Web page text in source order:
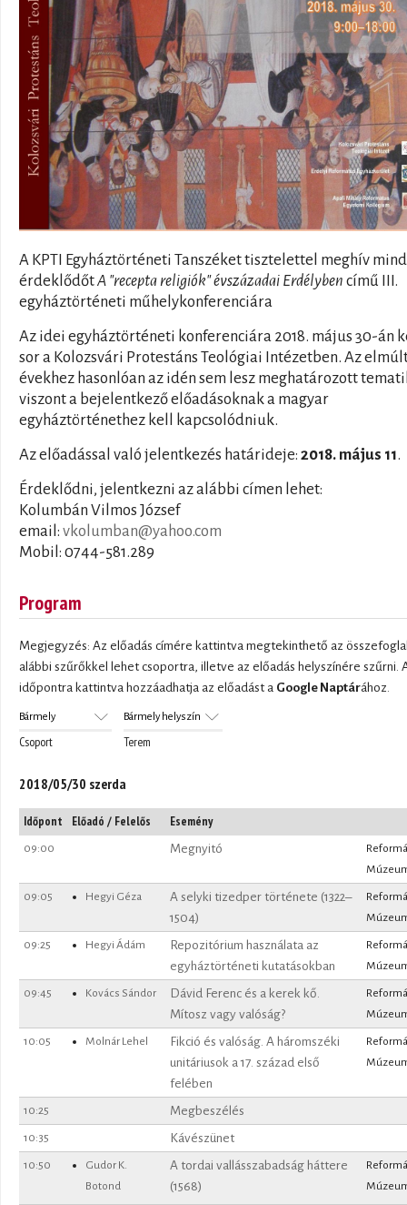
A KPTI Egyháztörténeti Tanszéket tisztelettel meghív
érdeklődőtA "recepta religiók" évszázadai Erdélyben című III.
egyháztörténeti műhelykonferenciára
Az idei egyháztörténeti konferenciára 2018. május 30-án
sor a Kolozsvári Protestáns Teológiai Intézetben. Az
évekhez hasonlóan az idén sem lesz meghatározott
viszont a bejelentkező előadásoknak a magyar
egyháztörténethez kell kapcsolódniuk.
Az előadással való jelentkezés határideje: 2018. május 11.
Érdeklődni, jelentkezni az alábbi címen lehet:
Kolumbán Vilmos József
email: vkolumban@yahoo.com
Mobil: 0744-581.289
Program
Megjegyzés: Az előadás címére kattintva megtekinthető az
alábbi szűrőkkel lehet csoportra, illetve az előadás helyszínére szűrni.
időpontra kattintva hozzáadhatja az előadást a Google Naptárához.
Csoport Terem
2018/05/30 szerda
Időpont Előadó / Felelős Esemény
09:00 Megnyitó
09:05 Hegyi Géza
A selyki tizedper története (1322–
1504)
09:25 Hegyi Ádám
Repozitórium használata az
egyháztörténeti kutatásokban
09:45 Kovács Sándor
Dávid Ferenc és a kerek kő.
Mítosz vagy valóság?
10:05 Molnár Lehel
Fikció és valóság. A háromszéki
unitáriusok a 17. század első
felében
10:25 Megbeszélés
10:35 Kávészünet
10:50
Gudor K.
Botond
A tordai vallásszabadság háttere
(1568)